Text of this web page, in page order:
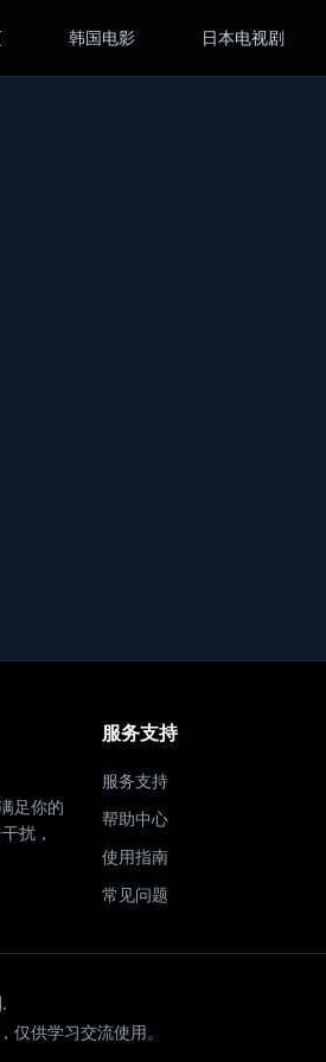
韩国电影 日本电视剧
足你的
扰，
服务支持
服务支持
帮助中心
使用指南
常见问题
仅供学习交流使用。